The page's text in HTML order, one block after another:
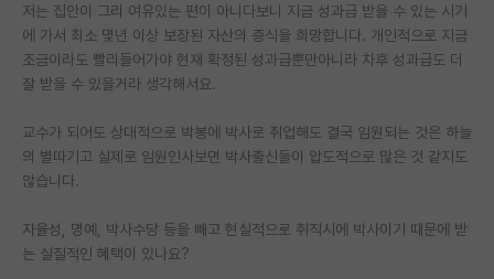
석박사 채용 정보 게시판
임용 정보 게시판
취업 게시판
PI 전용 게시판
저는 집안이 그리 여유있는 편이 아니다보니 지금 성과급 받을 수 있는 시기
에 가서 최소 몇년 이상 보장된 자산의 증식을 희망합니다. 개인적으로 지금
조금이라도 빨리들어가야 현재 확정된 성과급뿐만아니라 차후 성과급도 더
잘 받을 수 있을거라 생각해서요.
교수가 되어도 상대적으로 박봉에 박사로 취업해도 결국 임원되는 것은 하늘
의 별따기고 실제로 임원인사보면 박사출신들이 압도적으로 많은 것 같지도
않습니다.
자율성, 명예, 박사수당 등을 빼고 현실적으로 취직시에 박사이기 때문에 받
는 실질적인 혜택이 있나요?